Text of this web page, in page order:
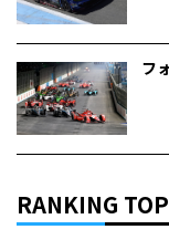
フ
RANKING